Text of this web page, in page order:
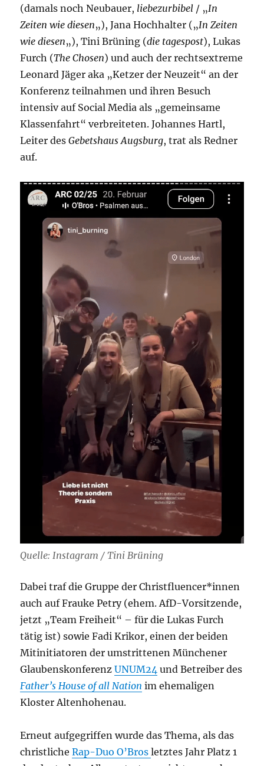
(damals noch Neubauer, liebezurbibel / „In
Zeiten wie diesen„), Jana Hochhalter („In Zeiten
wie diesen„), Tini Brüning (die tagespost), Lukas
Furch (The Chosen) und auch der rechtsextreme
Leonard Jäger aka „Ketzer der Neuzeit“ an der
Konferenz teilnahmen und ihren Besuch
intensiv auf Social Media als „gemeinsame
Klassenfahrt“ verbreiteten. Johannes Hartl,
Leiter desGebetshaus Augsburg, trat als Redner
auf.
Quelle: Instagram / Tini Brüning
Dabei traf die Gruppe der Christfluencer*innen
auch auf Frauke Petry (ehem. AfD-Vorsitzende,
jetzt „Team Freiheit“ – für die Lukas Furch
tätig ist) sowie Fadi Krikor, einen der beiden
Mitinitiatoren der umstrittenen Münchener
GlaubenskonferenzUNUM24 und Betreiber des
Father’s House of all Nation im ehemaligen
Kloster Altenhohenau.
Erneut aufgegriffen wurde das Thema, als das
christlicheRap-Duo O’Brosletztes Jahr Platz 1